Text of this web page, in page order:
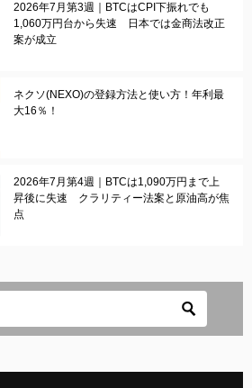
2026年7月第3週｜BTCはCPI下振れでも
1,060万円台から失速 日本では金商法改正
案が成立
ネクソ(NEXO)の登録方法と使い方！年利最
大16％！
2026年7月第4週｜BTCは1,090万円まで上
昇後に失速 クラリティー法案と原油高が焦
点